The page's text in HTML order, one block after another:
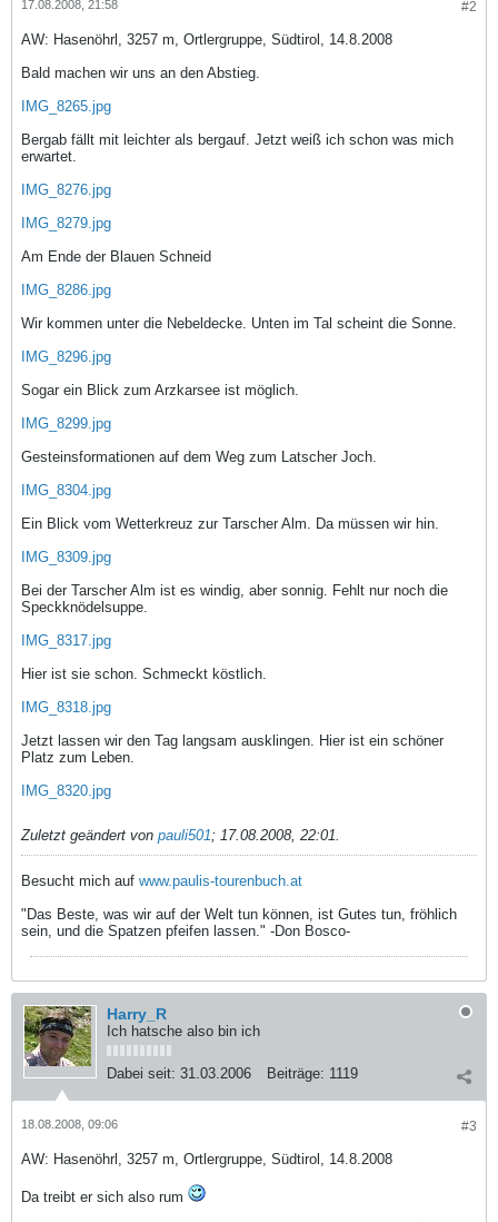
#2
17.08.2008, 21:58
AW: Hasenöhrl, 3257 m, Ortlergruppe, Südtirol, 14.8.2008
Bald machen wir uns an den Abstieg.
IMG_8265.jpg
Bergab fällt mit leichter als bergauf. Jetzt weiß ich schon was mich
erwartet.
IMG_8276.jpg
IMG_8279.jpg
Am Ende der Blauen Schneid
IMG_8286.jpg
Wir kommen unter die Nebeldecke. Unten im Tal scheint die Sonne.
IMG_8296.jpg
Sogar ein Blick zum Arzkarsee ist möglich.
IMG_8299.jpg
Gesteinsformationen auf dem Weg zum Latscher Joch.
IMG_8304.jpg
Ein Blick vom Wetterkreuz zur Tarscher Alm. Da müssen wir hin.
IMG_8309.jpg
Bei der Tarscher Alm ist es windig, aber sonnig. Fehlt nur noch die
Speckknödelsuppe.
IMG_8317.jpg
Hier ist sie schon. Schmeckt köstlich.
IMG_8318.jpg
Jetzt lassen wir den Tag langsam ausklingen. Hier ist ein schöner
Platz zum Leben.
IMG_8320.jpg
Zuletzt geändert von pauli501; 17.08.2008, 22:01.
Besucht mich auf www.paulis-tourenbuch.at
"Das Beste, was wir auf der Welt tun können, ist Gutes tun, fröhlich
sein, und die Spatzen pfeifen lassen." -Don Bosco-
Harry_R
Ich hatsche also bin ich
Dabei seit: 31.03.2006 Beiträge: 1119
#3
18.08.2008, 09:06
AW: Hasenöhrl, 3257 m, Ortlergruppe, Südtirol, 14.8.2008
Da treibt er sich also rum